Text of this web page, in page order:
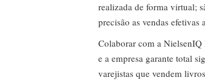
realizada de forma virtual;
precisão as vendas
Colaborar com a NielsenIQ
e a empresa garante total
varejistas que vendem